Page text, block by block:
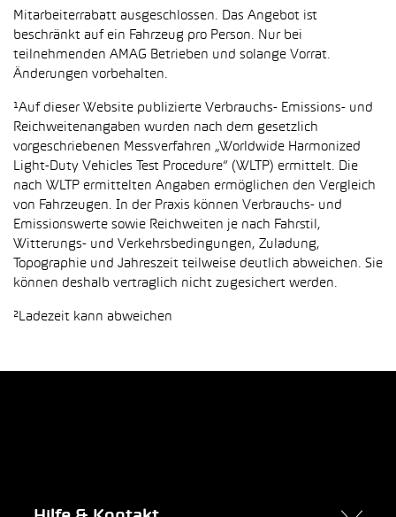
Mitarbeiterrabatt ausgeschlossen. Das Angebot ist
beschränkt auf ein Fahrzeug pro Person. Nur bei
teilnehmenden AMAG Betrieben und solange Vorrat.
Änderungen vorbehalten.
¹Auf dieser Website publizierte Verbrauchs- Emissions- und
Reichweitenangaben wurden nach dem gesetzlich
vorgeschriebenen Messverfahren „Worldwide Harmonized
Light-Duty Vehicles Test Procedure“ (WLTP) ermittelt. Die
nach WLTP ermittelten Angaben ermöglichen den Vergleich
von Fahrzeugen. In der Praxis können Verbrauchs- und
Emissionswerte sowie Reichweiten je nach Fahrstil,
Witterungs- und Verkehrsbedingungen, Zuladung,
Topographie und Jahreszeit teilweise deutlich abweichen. Sie
können deshalb vertraglich nicht zugesichert werden.
²Ladezeit kann abweichen